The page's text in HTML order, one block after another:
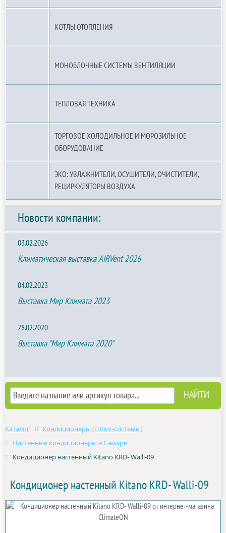
КОТЛЫ ОТОПЛЕНИЯ
МОНОБЛОЧНЫЕ СИСТЕМЫ ВЕНТИЛЯЦИИ
ТЕПЛОВАЯ ТЕХНИКА
ТОРГОВОЕ ХОЛОДИЛЬНОЕ И МОРОЗИЛЬНОЕ
ОБОРУДОВАНИЕ
ЭКО: УВЛАЖНИТЕЛИ, ОСУШИТЕЛИ, ОЧИСТИТЕЛИ,
РЕЦИРКУЛЯТОРЫ ВОЗДУХА
Новости компании:
03.02.2026
Климатическая выставка AIRVent 2026
04.02.2023
Выставка Мир Климата 2023
28.02.2020
Выставка "Мир Климата 2020"
Каталог
Кондиционеры (сплит-системы)
Настенные кондиционеры в Самаре
Кондиционер настенный Kitano KRD- Walli-09
Кондиционер настенный Kitano KRD- Walli-09